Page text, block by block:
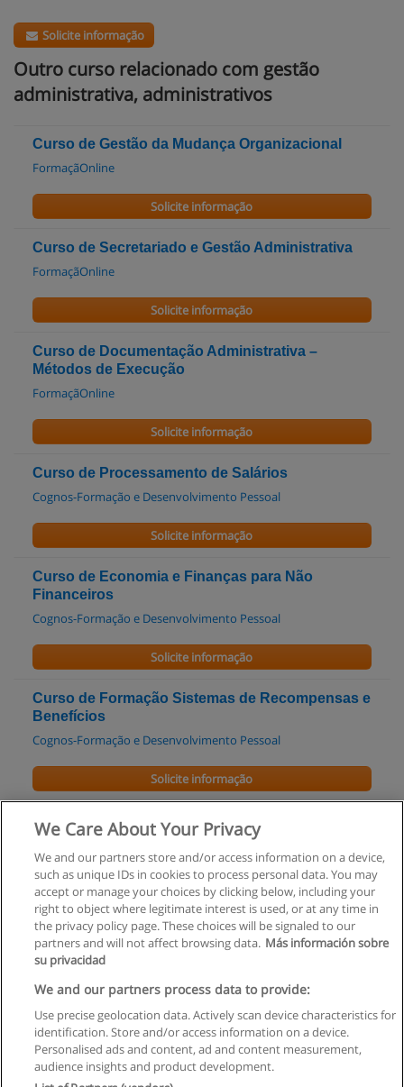
Solicite informação
Outro curso relacionado com gestão
administrativa, administrativos
Curso de Gestão da Mudança Organizacional
FormaçãOnline
Solicite informação
Curso de Secretariado e Gestão Administrativa
FormaçãOnline
Solicite informação
Curso de Documentação Administrativa –
Métodos de Execução
FormaçãOnline
Solicite informação
Curso de Processamento de Salários
Cognos-Formação e Desenvolvimento Pessoal
Solicite informação
Curso de Economia e Finanças para Não
Financeiros
Cognos-Formação e Desenvolvimento Pessoal
Solicite informação
Curso de Formação Sistemas de Recompensas e
Benefícios
Cognos-Formação e Desenvolvimento Pessoal
Solicite informação
Pós-Graduação em Gestão de Fraude
Solicite informação
Regras de uso
Privacidade de dados
Entrar em contato com Educaedu
We Care About Your Privacy
We and our partners store and/or access information on a device,
such as unique IDs in cookies to process personal data. You may
accept or manage your choices by clicking below, including your
right to object where legitimate interest is used, or at any time in
the privacy policy page. These choices will be signaled to our
partners and will not affect browsing data. Más información sobre
su privacidad
We and our partners process data to provide:
Use precise geolocation data. Actively scan device characteristics for
identification. Store and/or access information on a device.
Personalised ads and content, ad and content measurement,
audience insights and product development.